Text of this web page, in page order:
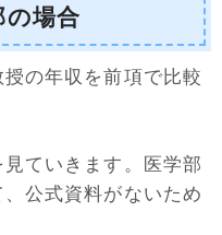
の場合
の年収を前項で比較
ていきます。医学部
公式資料がないため